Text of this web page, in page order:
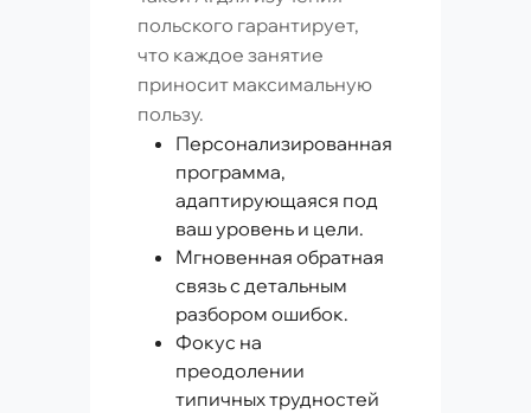
польского гарантирует,
что каждое занятие
приносит максимальную
пользу.
Персонализированная
программа,
адаптирующаяся под
ваш уровень и цели.
Мгновенная обратная
связь с детальным
разбором ошибок.
Фокус на
преодолении
типичных трудностей